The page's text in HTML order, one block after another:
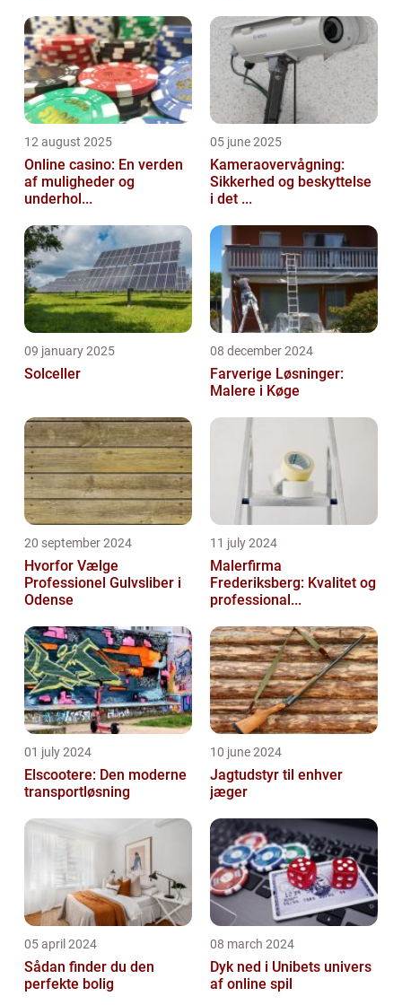
12 august 2025
Online casino: En verden
af muligheder og
underhol...
05 june 2025
Kameraovervågning:
Sikkerhed og beskyttelse
i det ...
09 january 2025
Solceller
08 december 2024
Farverige Løsninger:
Malere i Køge
20 september 2024
Hvorfor Vælge
Professionel Gulvsliber i
Odense
11 july 2024
Malerfirma
Frederiksberg: Kvalitet og
professional...
01 july 2024
Elscootere: Den moderne
transportløsning
10 june 2024
Jagtudstyr til enhver
jæger
05 april 2024
Sådan finder du den
perfekte bolig
08 march 2024
Dyk ned i Unibets univers
af online spil